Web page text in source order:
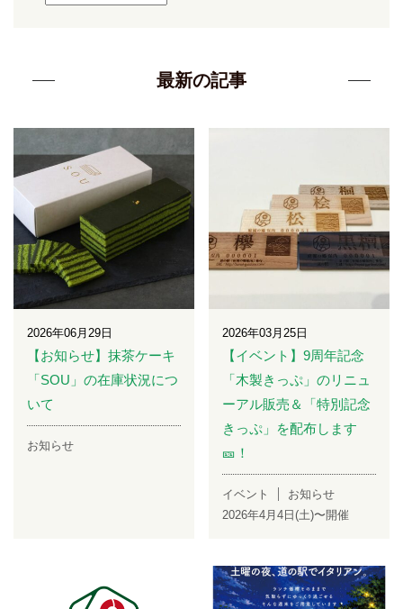
最新の記事
2026年06月29日
【お知らせ】抹茶ケーキ
「SOU」の在庫状況につ
いて
お知らせ
2026年03月25日
【イベント】9周年記念
「木製きっぷ」のリニュ
ーアル販売＆「特別記念
きっぷ」を配布します
🎫！
イベント
お知らせ
2026年4月4日(土)〜開催